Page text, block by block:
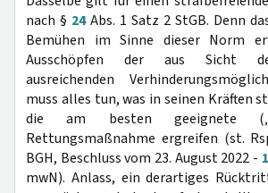
nach § 24Abs. 1 Satz 2 StGB. Denn
Bemühen im Sinne dieser Norm
Ausschöpfen der aus Sicht
ausreichenden
muss alles tun, was in seinen Kräften
die am besten geeignete
Rettungsmaßnahme ergreifen (st.
BGH, Beschluss vom 23. August 2022 -
mwN). Anlass, ein derartiges